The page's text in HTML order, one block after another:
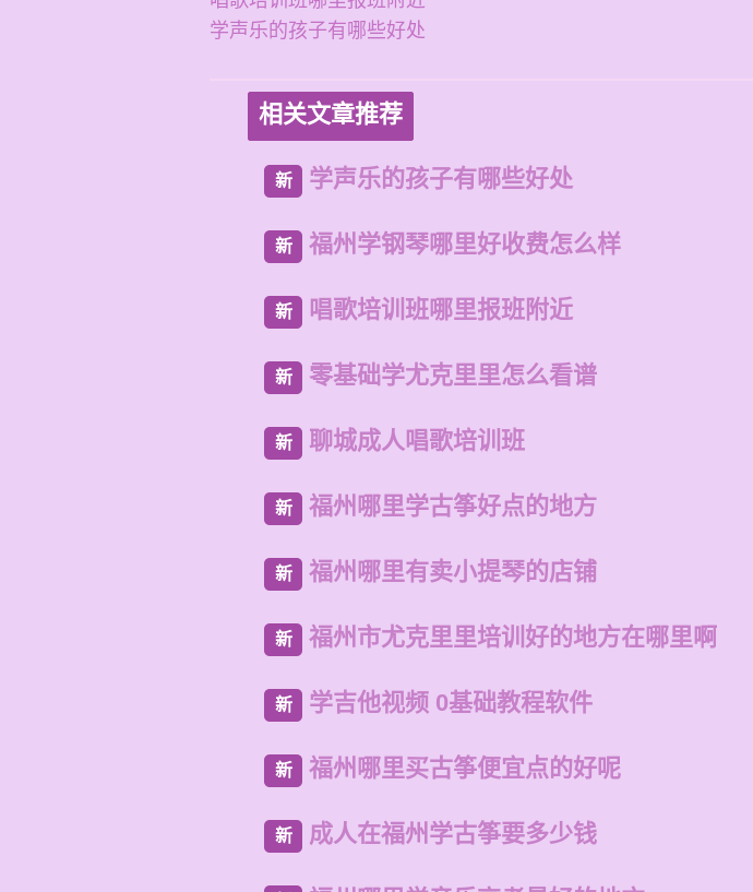
学声乐的孩子有哪些好处
相关文章推荐
新 学声乐的孩子有哪些好处
新 福州学钢琴哪里好收费怎么样
新 唱歌培训班哪里报班附近
新 零基础学尤克里里怎么看谱
新 聊城成人唱歌培训班
新 福州哪里学古筝好点的地方
新 福州哪里有卖小提琴的店铺
新 福州市尤克里里培训好的地方在哪里啊
新 学吉他视频 0基础教程软件
新 福州哪里买古筝便宜点的好呢
新 成人在福州学古筝要多少钱